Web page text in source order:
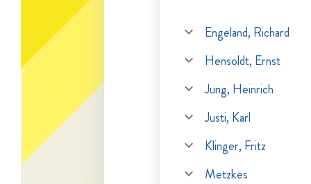
Engeland, Richard
Hensoldt, Ernst
Jung, Heinrich
Justi, Karl
Klinger, Fritz
Metzkes